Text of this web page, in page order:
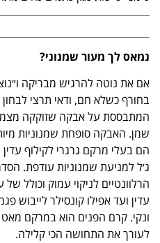
נמאס לך מעור שמנוני?
אם את נוטה להרגיש מבריקה
בחורף כשלא חם, ודאי תרצי
המתבססת על אבקה שזוקקה
שמן. האבקה סופחת שמנוניות
הם בעלי מרקם גרגרי לקילוף
ג׳ל למניעת שמנוניות עודפת.
הרלוונטיים לניקוי עמוק וכולל של
עדין ועד אפילו קונסילר
ונקי. קרם הפנים הוא במרקם
לעורך את התחושה הכי קלילה.